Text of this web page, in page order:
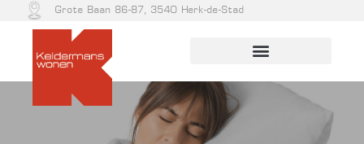
Grote Baan 86-87, 3540 Herk-de-Stad